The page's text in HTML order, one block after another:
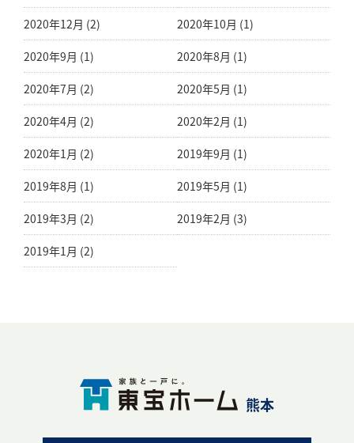
2020年12月 (2) 2020年10月 (1)
2020年9月 (1) 2020年8月 (1)
2020年7月 (2) 2020年5月 (1)
2020年4月 (2) 2020年2月 (1)
2020年1月 (2) 2019年9月 (1)
2019年8月 (1) 2019年5月 (1)
2019年3月 (2) 2019年2月 (3)
2019年1月 (2)
熊本